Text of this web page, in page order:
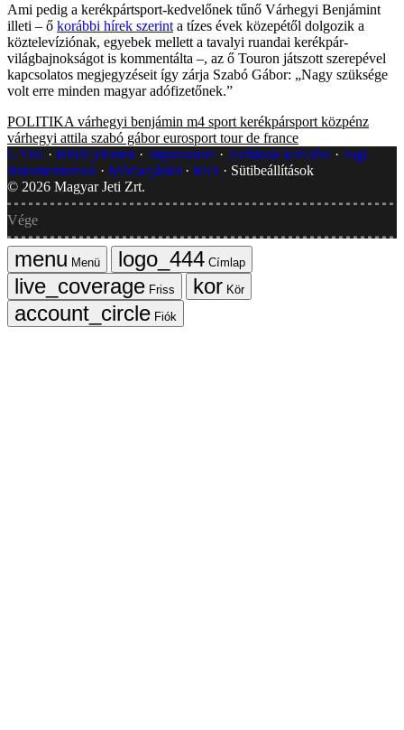
Ami pedig a kerékpártsport-kedvelőnek tűnő Várhegyi Benjámint
illeti – ő korábbi hírek szerint a tízes évek közepétől dolgozik a
köztelevíziónak, egyebek mellett a tavalyi ruandai kerékpár-
világbajnokságot is kommentálta –, az ő Touron játszott szerepével
kapcsolatos megjegyzéseit így zárja Szabó Gábor: „Nagy szüksége
volt erre minden magyar adófizetőnek.”
POLITIKA várhegyi benjámin m4 sport kerékpársport közpénz
várhegyi attila szabó gábor eurosport tour de france
GYIK
Hibát jelentek Impresszum Javítások kezelése
Jogi
dokumentumok
Médiaajánlat RSS
Sütibeállítások
© 2026 Magyar Jeti Zrt.
Vége
Menü
Címlap
Friss
Kör
Fiók